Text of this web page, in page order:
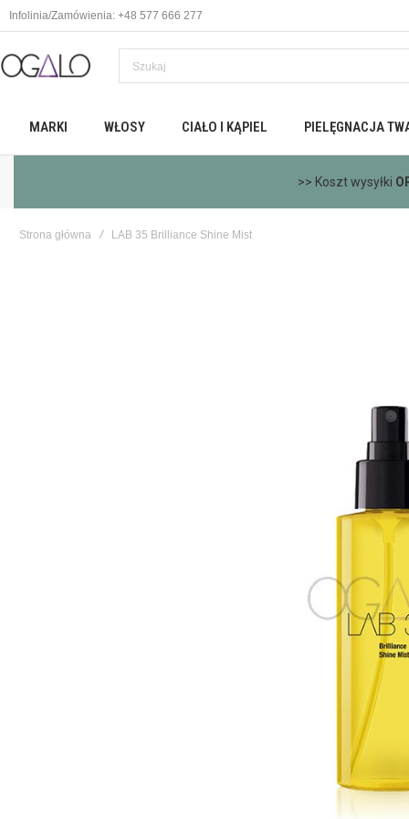
Infolinia/Zamówienia: +48 577 666 277
MARKI WŁOSY CIAŁO I KĄPIEL PIELĘGNACJA
>> Koszt wysyłki
Strona główna LAB 35 Brilliance Shine Mist